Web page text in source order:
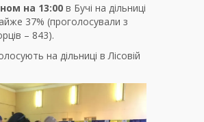
на 13:00 в Бучі на дільниці
37% (проголосували з
– 843).
на дільниці в Лісовій